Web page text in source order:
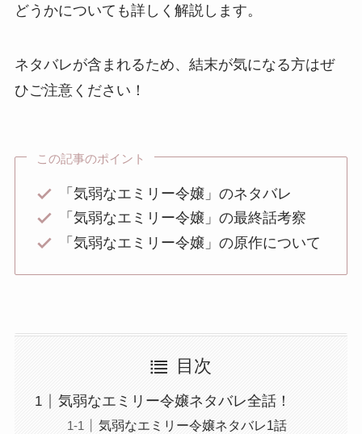
どうかについても詳しく解説します。
ネタバレが含まれるため、結末が気になる方はぜ
ひご注意ください！
この記事のポイント
「気弱なエミリー令嬢」のネタバレ
「気弱なエミリー令嬢」の最終話考察
「気弱なエミリー令嬢」の原作について
目次
気弱なエミリー令嬢ネタバレ全話！
気弱なエミリー令嬢ネタバレ1話